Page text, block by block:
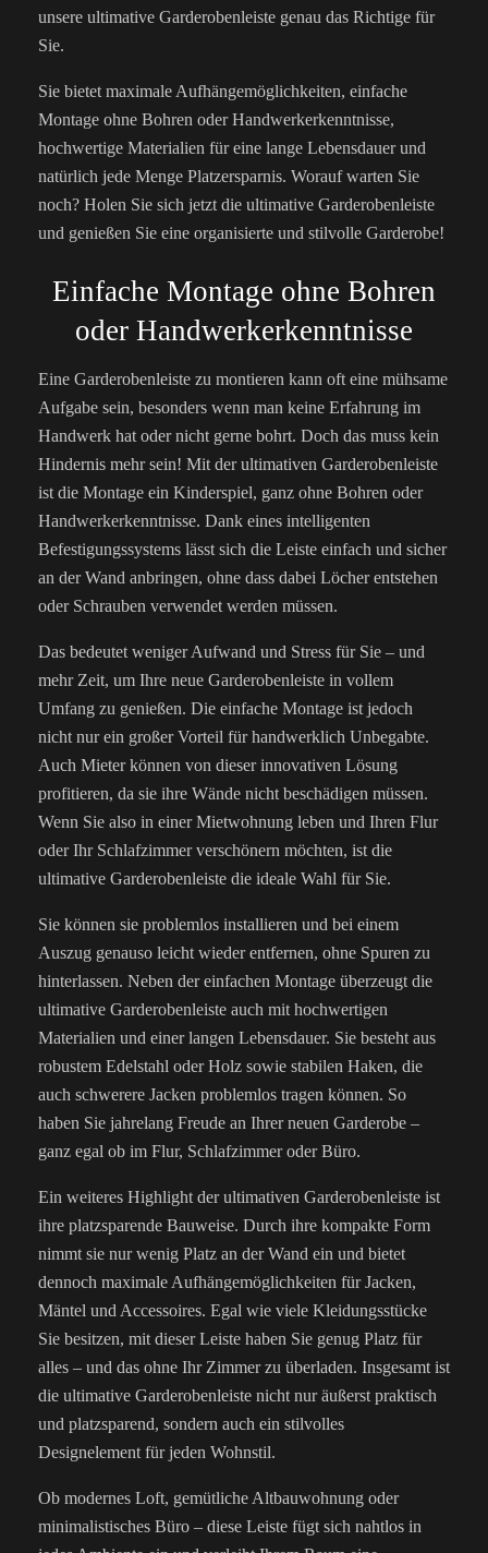
unsere ultimative Garderobenleiste genau das Richtige für
Sie.
Sie bietet maximale Aufhängemöglichkeiten, einfache
Montage ohne Bohren oder Handwerkerkenntnisse,
hochwertige Materialien für eine lange Lebensdauer und
natürlich jede Menge Platzersparnis. Worauf warten Sie
noch? Holen Sie sich jetzt die ultimative Garderobenleiste
und genießen Sie eine organisierte und stilvolle Garderobe!
Einfache Montage ohne Bohren
oder Handwerkerkenntnisse
Eine Garderobenleiste zu montieren kann oft eine mühsame
Aufgabe sein, besonders wenn man keine Erfahrung im
Handwerk hat oder nicht gerne bohrt. Doch das muss kein
Hindernis mehr sein! Mit der ultimativen Garderobenleiste
ist die Montage ein Kinderspiel, ganz ohne Bohren oder
Handwerkerkenntnisse. Dank eines intelligenten
Befestigungssystems lässt sich die Leiste einfach und sicher
an der Wand anbringen, ohne dass dabei Löcher entstehen
oder Schrauben verwendet werden müssen.
Das bedeutet weniger Aufwand und Stress für Sie – und
mehr Zeit, um Ihre neue Garderobenleiste in vollem
Umfang zu genießen. Die einfache Montage ist jedoch
nicht nur ein großer Vorteil für handwerklich Unbegabte.
Auch Mieter können von dieser innovativen Lösung
profitieren, da sie ihre Wände nicht beschädigen müssen.
Wenn Sie also in einer Mietwohnung leben und Ihren Flur
oder Ihr Schlafzimmer verschönern möchten, ist die
ultimative Garderobenleiste die ideale Wahl für Sie.
Sie können sie problemlos installieren und bei einem
Auszug genauso leicht wieder entfernen, ohne Spuren zu
hinterlassen. Neben der einfachen Montage überzeugt die
ultimative Garderobenleiste auch mit hochwertigen
Materialien und einer langen Lebensdauer. Sie besteht aus
robustem Edelstahl oder Holz sowie stabilen Haken, die
auch schwerere Jacken problemlos tragen können. So
haben Sie jahrelang Freude an Ihrer neuen Garderobe –
ganz egal ob im Flur, Schlafzimmer oder Büro.
Ein weiteres Highlight der ultimativen Garderobenleiste ist
ihre platzsparende Bauweise. Durch ihre kompakte Form
nimmt sie nur wenig Platz an der Wand ein und bietet
dennoch maximale Aufhängemöglichkeiten für Jacken,
Mäntel und Accessoires. Egal wie viele Kleidungsstücke
Sie besitzen, mit dieser Leiste haben Sie genug Platz für
alles – und das ohne Ihr Zimmer zu überladen. Insgesamt ist
die ultimative Garderobenleiste nicht nur äußerst praktisch
und platzsparend, sondern auch ein stilvolles
Designelement für jeden Wohnstil.
Ob modernes Loft, gemütliche Altbauwohnung oder
minimalistisches Büro – diese Leiste fügt sich nahtlos in